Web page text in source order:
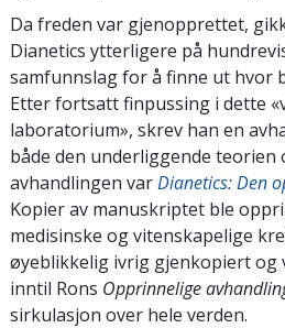
Da freden var gjenopprettet,
Dianetics ytterligere på
samfunnslag for å finne ut hvor
Etter fortsatt finpussing i dette
laboratorium», skrev han en
både den underliggende teorien
avhandlingen varDianetics: Den
Kopier av manuskriptet ble
medisinske og vitenskapelige
øyeblikkelig ivrig gjenkopiert og
inntil Rons Opprinnelige
sirkulasjon over hele verden.